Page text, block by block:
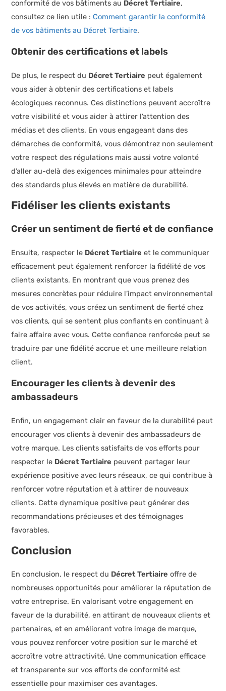
conformité de vos bâtiments au Décret Tertiaire,
consultez ce lien utile :Comment garantir la conformité
de vos bâtiments au Décret Tertiaire.
Obtenir des certifications et labels
De plus, le respect du Décret Tertiaire peut également
vous aider à obtenir des certifications et labels
écologiques reconnus. Ces distinctions peuvent accroître
votre visibilité et vous aider à attirer l’attention des
médias et des clients. En vous engageant dans des
démarches de conformité, vous démontrez non seulement
votre respect des régulations mais aussi votre volonté
d’aller au-delà des exigences minimales pour atteindre
des standards plus élevés en matière de durabilité.
Fidéliser les clients existants
Créer un sentiment de fierté et de confiance
Ensuite, respecter le Décret Tertiaire et le communiquer
efficacement peut également renforcer la fidélité de vos
clients existants. En montrant que vous prenez des
mesures concrètes pour réduire l’impact environnemental
de vos activités, vous créez un sentiment de fierté chez
vos clients, qui se sentent plus confiants en continuant à
faire affaire avec vous. Cette confiance renforcée peut se
traduire par une fidélité accrue et une meilleure relation
client.
Encourager les clients à devenir des
ambassadeurs
Enfin, un engagement clair en faveur de la durabilité peut
encourager vos clients à devenir des ambassadeurs de
votre marque. Les clients satisfaits de vos efforts pour
respecter le Décret Tertiaire peuvent partager leur
expérience positive avec leurs réseaux, ce qui contribue à
renforcer votre réputation et à attirer de nouveaux
clients. Cette dynamique positive peut générer des
recommandations précieuses et des témoignages
favorables.
Conclusion
En conclusion, le respect du Décret Tertiaire offre de
nombreuses opportunités pour améliorer la réputation de
votre entreprise. En valorisant votre engagement en
faveur de la durabilité, en attirant de nouveaux clients et
partenaires, et en améliorant votre image de marque,
vous pouvez renforcer votre position sur le marché et
accroître votre attractivité. Une communication efficace
et transparente sur vos efforts de conformité est
essentielle pour maximiser ces avantages.